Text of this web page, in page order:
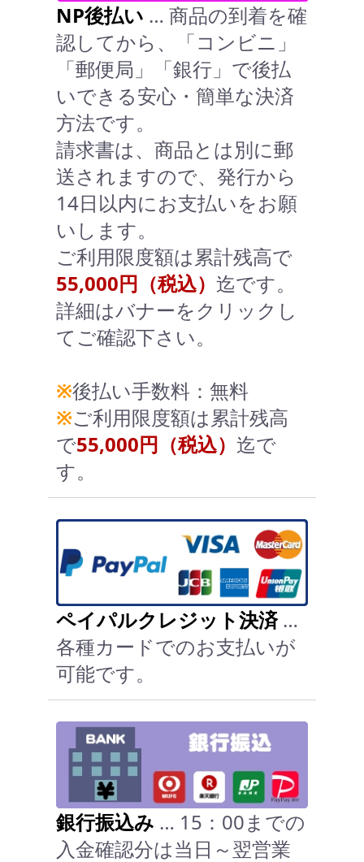
NP後払い … 商品の到着を確
認してから、「コンビニ」
「郵便局」「銀行」で後払
いできる安心・簡単な決済
方法です。
請求書は、商品とは別に郵
送されますので、発行から
14日以内にお支払いをお願
いします。
ご利用限度額は累計残高で
55,000円（税込） 迄です。
詳細はバナーをクリックし
てご確認下さい。
※後払い手数料：無料
※ご利用限度額は累計残高
で55,000円（税込） 迄で
す。
ペイパルクレジット決済…
各種カードでのお支払いが
可能です。
銀行振込み … 15：00までの
入金確認分は当日～翌営業